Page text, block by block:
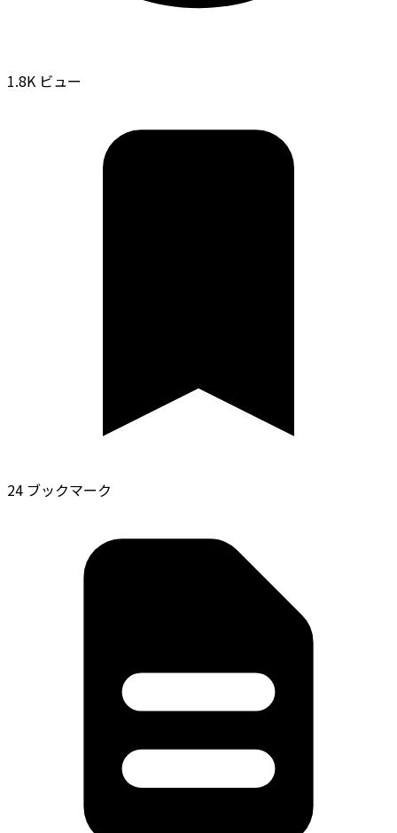
1.8K ビュー
24 ブックマーク